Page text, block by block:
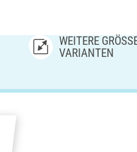
WEITERE
ARIANTEN